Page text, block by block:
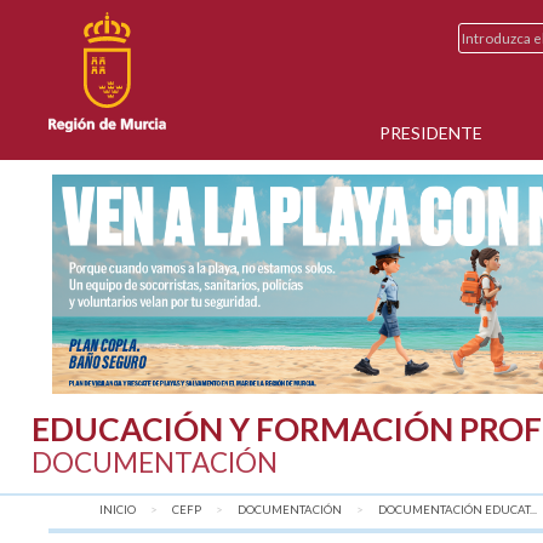
PRESIDENTE
EDUCACIÓN Y FORMACIÓN
DOCUMENTACIÓN
INICIO CEFP DOCUMENTACIÓN DOCUMENTACIÓN EDUCAT...